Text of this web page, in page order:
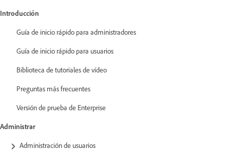
Introducción
Guía de inicio rápido para administradores
Guía de inicio rápido para usuarios
Biblioteca de tutoriales de vídeo
Preguntas más frecuentes
Versión de prueba de Enterprise
Administrar
Administración de usuarios